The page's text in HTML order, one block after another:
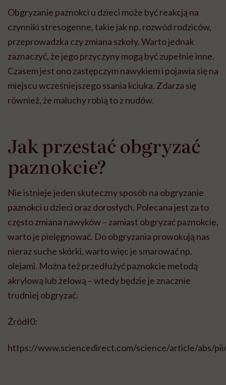
Obgryzanie paznokci u dzieci może być reakcją na
czynniki stresogenne, takie jak np. rozwód rodziców,
przeprowadzka czy zmiana szkoły. Warto jednak
zaznaczyć, że jego przyczyny mogą być zupełnie inne.
Czasem jest ono zastępczym nawykiem i pojawia się na
miejscu wcześniejszego ssania kciuka. Zdarza się
również, że maluchy robią to z nudów.
Jak przestać obgryzać
paznokcie?
Nie istnieje jeden skuteczny sposób na obgryzanie
paznokci u dzieci oraz dorosłych. Polecana jest za to
często zmiana nawyków – zamiast obgryzać paznokcie,
warto je pielęgnować. Do obgryzania prowokują nas
nieraz suche skórki, warto więc je smarować np.
olejami. Można też przedłużyć paznokcie metodą
akrylową lub żelową – wtedy będzie je znacznie
trudniej obgryzać.
Źródł0:
https://www.sciencedirect.com/science/article/abs/